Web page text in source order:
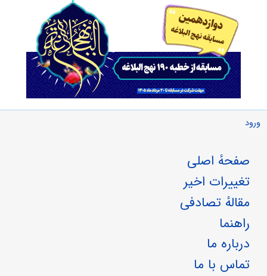
ورود
صفحهٔ اصلی
تغییرات اخیر
مقالهٔ تصادفی
راهنما
درباره ما
تماس با ما